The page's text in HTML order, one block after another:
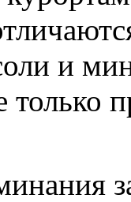
и
только